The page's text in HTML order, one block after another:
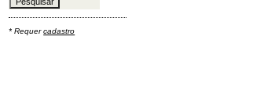
* Requercadastro